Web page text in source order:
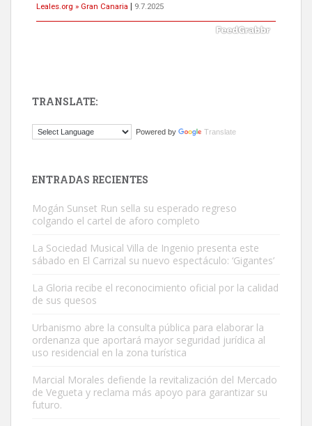
Leales.org » Gran Canaria
9.7.2025
Este gato macho ha aparecido en la calle hace menos de un mes,
Busco adopción responsable para mi perra. Pastor alemán,
Leales.org » Gran Canaria | 6.7.2025
TRANSLATE:
Powered by Translate
ENTRADAS RECIENTES
Mogán Sunset Run sella su esperado regreso
colgando el cartel de aforo completo
La Sociedad Musical Villa de Ingenio presenta este
sábado en El Carrizal su nuevo espectáculo: ‘Gigantes’
La Gloria recibe el reconocimiento oficial por la calidad
de sus quesos
Urbanismo abre la consulta pública para elaborar la
ordenanza que aportará mayor seguridad jurídica al
uso residencial en la zona turística
Marcial Morales defiende la revitalización del Mercado
de Vegueta y reclama más apoyo para garantizar su
futuro.